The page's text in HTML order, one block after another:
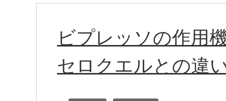
ビプレッソの作用
セロクエルとの違